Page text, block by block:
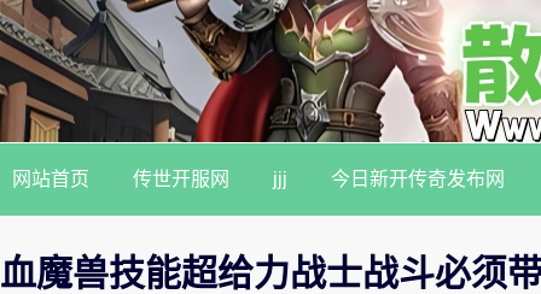
网站首页 传世开服网 jjj 今日新开传奇发布网
血魔兽技能超给力战士战斗必须